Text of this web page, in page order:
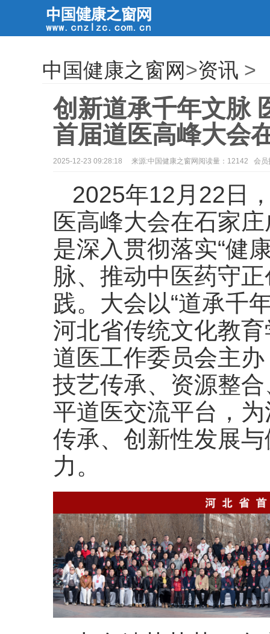
中国健康之窗网>资讯 >
创新道承千年文
首届道医高峰大会
2025-12-23 09:28:18 来源:中国健康之窗网阅读量：12142 会员
2025年12月22日
医高峰大会在石家
是深入贯彻落实“健
脉、推动中医药守
践。大会以“道承千
河北省传统文化教
道医工作委员会主
技艺传承、资源整
平道医交流平台，
传承、创新性发展
力。